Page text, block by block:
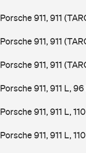
Porsche 911, 911
Porsche 911, 911
Porsche 911, 911
Porsche 911, 911 L,
Porsche 911, 911 L,
Porsche 911, 911 L,